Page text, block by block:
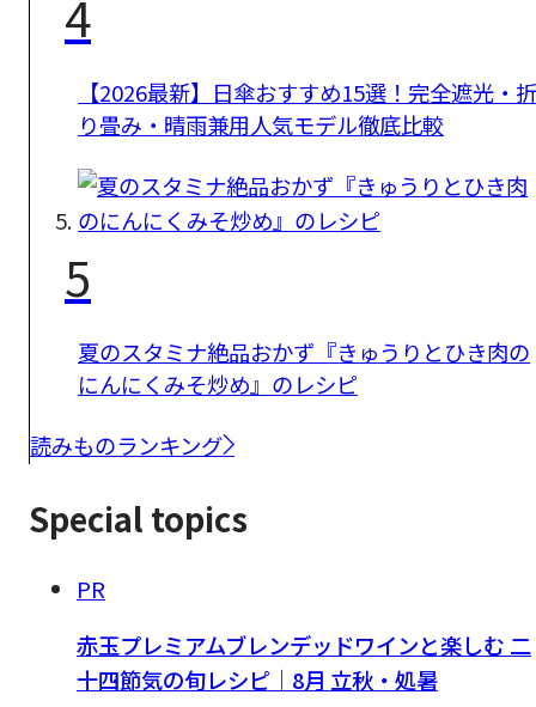
4
【2026最新】日傘おすすめ15選！完全遮光・折
り畳み・晴雨兼用人気モデル徹底比較
5
夏のスタミナ絶品おかず『きゅうりとひき肉の
にんにくみそ炒め』のレシピ
読みものランキング
Special topics
PR
赤玉プレミアムブレンデッドワインと楽しむ 二
十四節気の旬レシピ｜8月 立秋・処暑